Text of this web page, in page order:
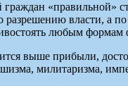
«правильной»
власти, а
любым
выше прибыли,
милитаризма,